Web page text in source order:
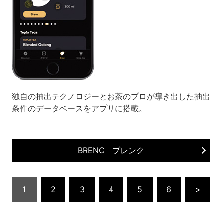
独自の抽出テクノロジーとお茶のプロが導き出した抽出
条件のデータベースをアプリに搭載。
BRENC ブレンク
1 2 3 4 5 6 >